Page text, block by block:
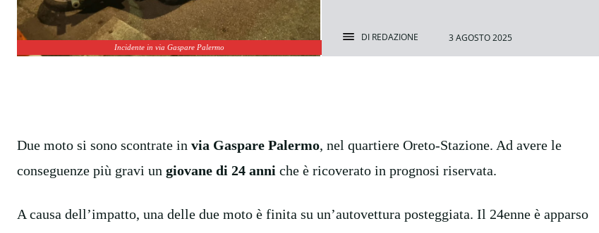
Incidente in via Gaspare Palermo
DI REDAZIONE 3 AGOSTO 2025
Due moto si sono scontrate in via Gaspare Palermo, nel quartiere Oreto-Stazione. Ad avere le
conseguenze più gravi un giovane di 24 anni che è ricoverato in prognosi riservata.
A causa dell’impatto, una delle due moto è finita su un’autovettura posteggiata. Il 24enne è apparso